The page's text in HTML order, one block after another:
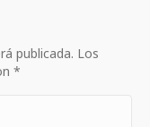
publicada. Los
*